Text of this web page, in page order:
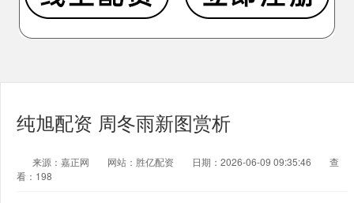
纯旭配资 周冬雨新图赏析
来源：嘉正网 网站：胜亿配资 日期：2026-06-09 09:35:46
查
看：198